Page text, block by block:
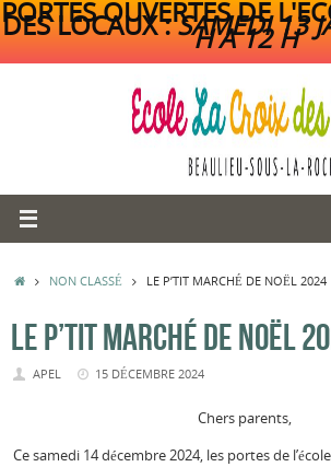
PORTES OUVERTES DE
DES LOCAUX :SAMEDI 13
H A 12 H
ACCUEIL
NON CLASSÉ LE P’TIT MARCHÉ DE NOËL 2024
LE P’TIT MARCHÉ DE NOËL
APEL 15 DÉCEMBRE 2024
Chers parents,
Ce samedi 14 décembre 2024, les portes de